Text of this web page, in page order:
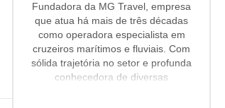
Fundadora da MG Travel, empresa
que atua há mais de três décadas
como operadora especialista em
cruzeiros marítimos e fluviais. Com
sólida trajetória no setor e profunda
conhecedora de diversas